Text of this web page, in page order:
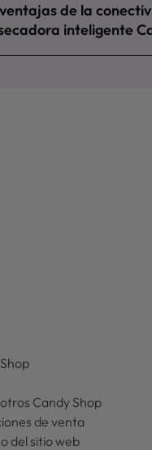
de la
inteligente
Candy Shop
de venta
del sitio web